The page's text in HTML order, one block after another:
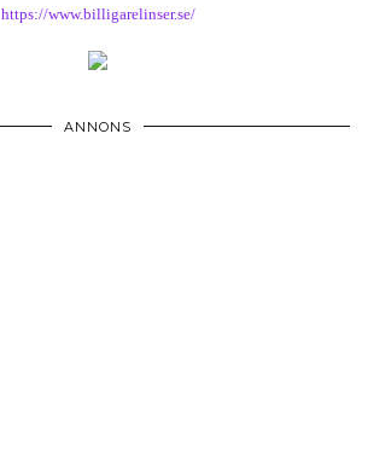
https://www.billigarelinser.se/
ANNONS